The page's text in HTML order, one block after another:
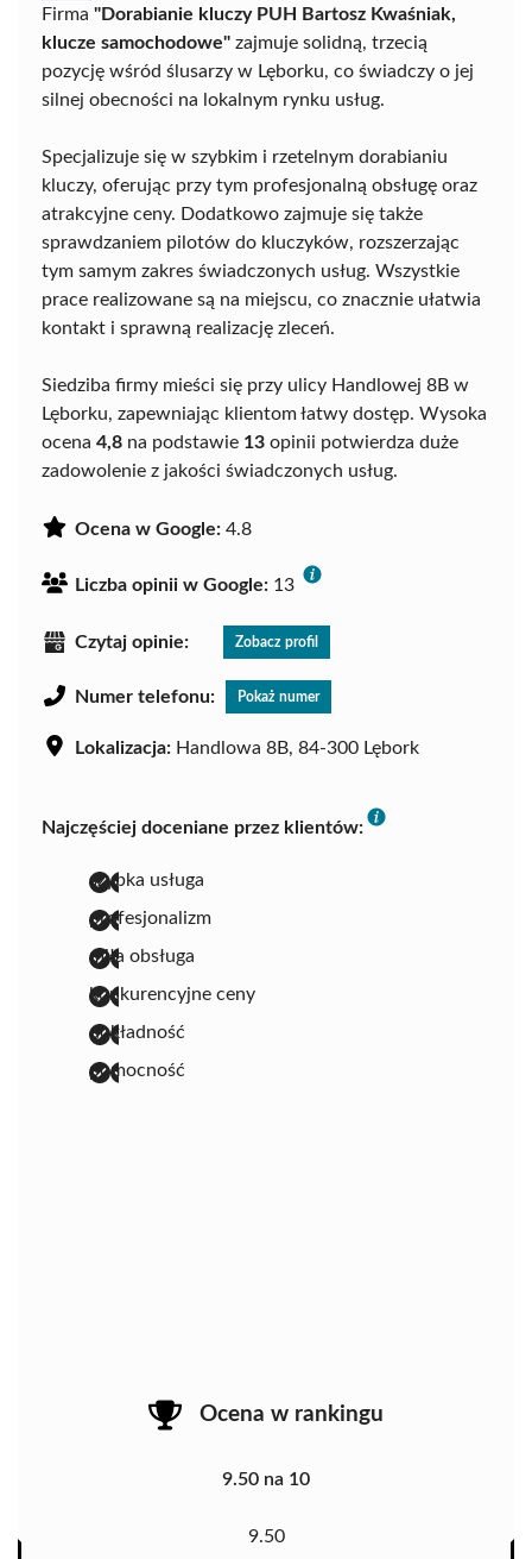
Firma "Dorabianie kluczy PUH Bartosz Kwaśniak,
klucze samochodowe" zajmuje solidną, trzecią
pozycję wśród ślusarzy w Lęborku, co świadczy o jej
silnej obecności na lokalnym rynku usług.
Specjalizuje się w szybkim i rzetelnym dorabianiu
kluczy, oferując przy tym profesjonalną obsługę oraz
atrakcyjne ceny. Dodatkowo zajmuje się także
sprawdzaniem pilotów do kluczyków, rozszerzając
tym samym zakres świadczonych usług. Wszystkie
prace realizowane są na miejscu, co znacznie ułatwia
kontakt i sprawną realizację zleceń.
Siedziba firmy mieści się przy ulicy Handlowej 8B w
Lęborku, zapewniając klientom łatwy dostęp. Wysoka
ocena 4,8 na podstawie 13 opinii potwierdza duże
zadowolenie z jakości świadczonych usług.
Ocena w Google: 4.8
Liczba opinii w Google: 13
Czytaj opinie: Zobacz profil
Numer telefonu: Pokaż numer
Lokalizacja: Handlowa 8B, 84-300 Lębork
Najczęściej doceniane przez klientów:
szybka usługa
profesjonalizm
miła obsługa
konkurencyjne ceny
dokładność
pomocność
Ocena w rankingu
9.50 na 10
9.50